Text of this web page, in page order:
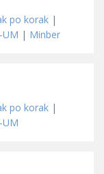
po korak |
UM | Minber
po korak |
UM